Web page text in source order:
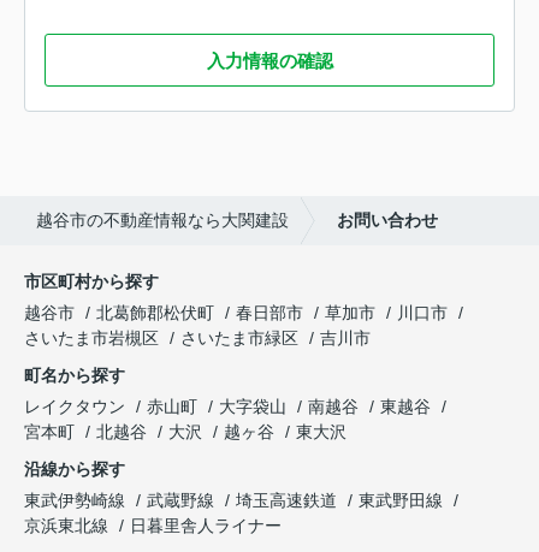
入力情報の確認
越谷市の不動産情報なら大関建設 お問い合わせ
市区町村から探す
越谷市
北葛飾郡松伏町 春日部市 草加市
川口市
さいたま市岩槻区
さいたま市緑区
吉川市
町名から探す
レイクタウン
赤山町 大字袋山 南越谷
東越谷
宮本町
北越谷 大沢 越ヶ谷
東大沢
沿線から探す
東武伊勢崎線
武蔵野線 埼玉高速鉄道
東武野田線
京浜東北線
日暮里舎人ライナー